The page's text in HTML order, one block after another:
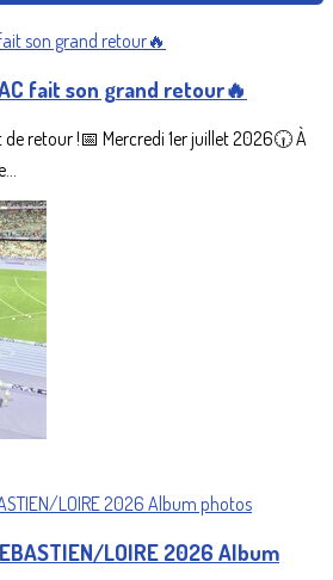
fait son grand retour🔥
de retour !📅 Mercredi 1er juillet 2026🕡 À
LOIRE 2026 Album